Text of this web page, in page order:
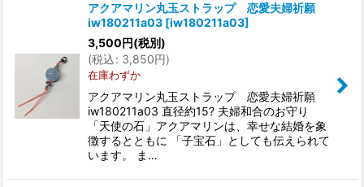
アクアマリン丸玉ストラップ 恋愛夫婦祈願
iw180211a03 [iw180211a03]
3,500円(税別)
(税込: 3,850円)
在庫わずか
アクアマリン丸玉ストラップ 恋愛夫婦祈願
iw180211a03 直径約15? 夫婦和合のお守り
「天使の石」アクアマリンは、幸せな結婚を象
徴するとともに 「子宝石」としても伝えられて
います。 ま…